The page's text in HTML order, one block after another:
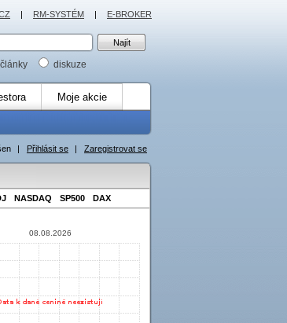
články diskuze
Moje akcie
| Přihlásit se | Zaregistrovat se
NASDAQ SP500 DAX
08.08.2026
| RM-SYSTÉM | E-BROKER